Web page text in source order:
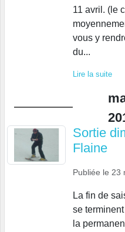
11 avril. (le
vous y
du...
Lire la suite
Sortie
Flaine
Publiée le 23
La fin de
se
la